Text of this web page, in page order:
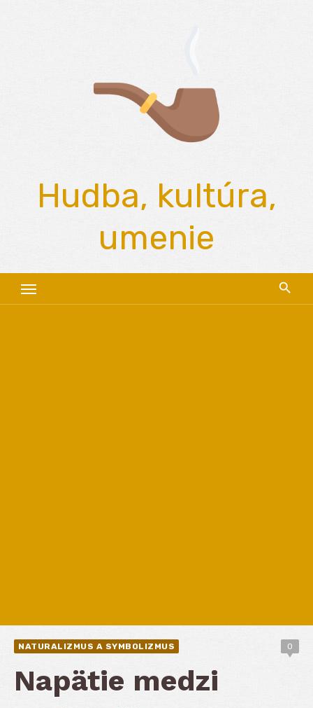
Hudba, kultúra,
umenie
NATURALIZMUS A SYMBOLIZMUS 0
Napätie medzi